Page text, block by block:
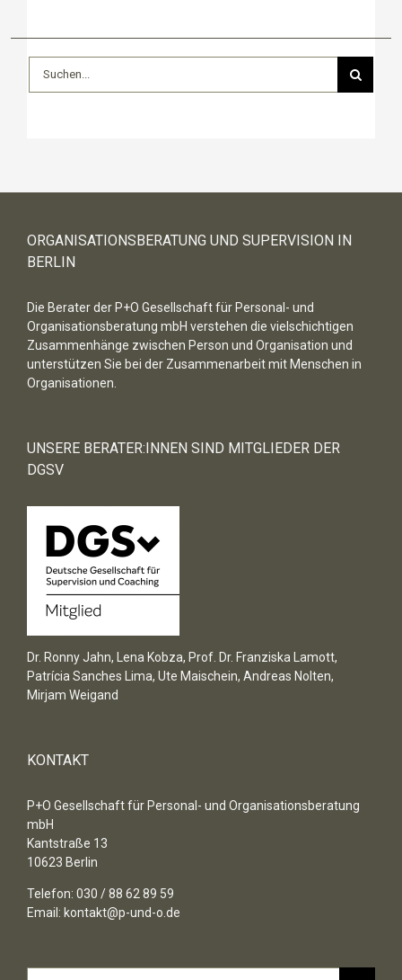
nach:
ORGANISATIONSBERATUNG UND SUPERVISION IN
BERLIN
Die Berater der P+O Gesellschaft für Personal- und
Organisationsberatung mbH verstehen die vielschichtigen
Zusammenhänge zwischen Person und Organisation und
unterstützen Sie bei der Zusammenarbeit mit Menschen in
Organisationen.
UNSERE BERATER:INNEN SIND MITGLIEDER DER
DGSV
Dr. Ronny Jahn, Lena Kobza, Prof. Dr. Franziska Lamott,
Patrícia Sanches Lima, Ute Maischein, Andreas Nolten,
Mirjam Weigand
KONTAKT
P+O Gesellschaft für Personal- und Organisationsberatung
mbH
Kantstraße 13
10623 Berlin
Telefon: 030 / 88 62 89 59
Email: kontakt@p-und-o.de